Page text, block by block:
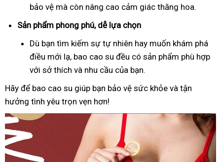
bảo vệ mà còn nâng cao cảm giác thăng hoa.
Sản phẩm phong phú, dễ lựa chọn
Dù bạn tìm kiếm sự tự nhiên hay muốn khám phá
điều mới lạ, bao cao su đều có sản phẩm phù hợp
với sở thích và nhu cầu của bạn.
Hãy để bao cao su giúp bạn bảo vệ sức khỏe và tận
hưởng tình yêu trọn vẹn hơn!